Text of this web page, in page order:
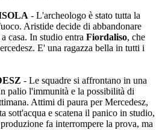
- L'archeologo è stato tutta la
Aristide decide di abbandonare
casa. In studio entra Fiordaliso, che
E' una ragazza bella in tutti i
- Le squadre si affrontano in una
palio l'immunità e la possibilità di
Attimi di paura per Mercedesz,
sott'acqua e scatena il panico in studio,
fa interrompere la prova, ma